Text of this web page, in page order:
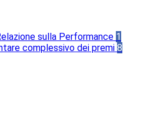
sulla Performance 1
complessivo dei premi 8